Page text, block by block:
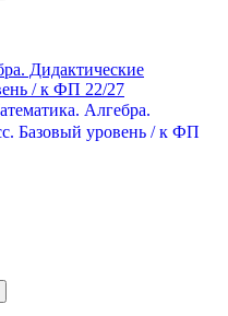
Алгебра.
Базовый уровень / к ФП